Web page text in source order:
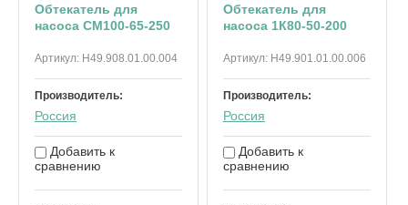
Обтекатель для
насоса СМ100-65-250
Артикул: Н49.908.01.00.004
Производитель:
Россия
Добавить к
сравнению
Обтекатель для
насоса 1К80-50-200
Артикул:Н49.901.01.00.006
Производитель:
Россия
Добавить к
сравнению